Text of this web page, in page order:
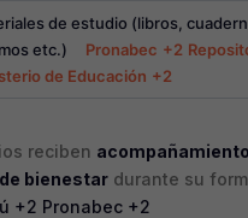
de estudio (libros,
etc.)
Pronabec +2
de Educación +2
reciben acompañamiento
bienestar durante su
+2 Pronabec +2